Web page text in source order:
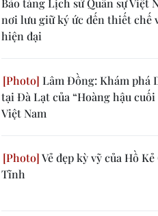
Bảo tàng Lịch sử Quân sự Việt
nơi lưu giữ ký ức đến thiết chế
hiện đại
Lâm Đồng: Khám phá
tại Đà Lạt của “Hoàng hậu cuối
Việt Nam
Vẻ đẹp kỳ vỹ của Hồ
Tĩnh